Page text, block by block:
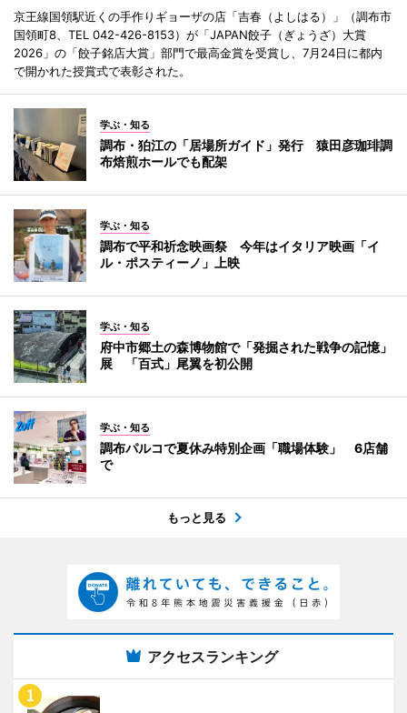
京王線国領駅近くの手作りギョーザの店「吉春（よしはる）」（調布市
国領町8、TEL 042-426-8153）が「JAPAN餃子（ぎょうざ）大賞
2026」の「餃子銘店大賞」部門で最高金賞を受賞し、7月24日に都内
で開かれた授賞式で表彰された。
学ぶ・知る
調布・狛江の「居場所ガイド」発行 猿田彦珈琲調
布焙煎ホールでも配架
学ぶ・知る
調布で平和祈念映画祭 今年はイタリア映画「イ
ル・ポスティーノ」上映
学ぶ・知る
府中市郷土の森博物館で「発掘された戦争の記憶」
展 「百式」尾翼を初公開
学ぶ・知る
調布パルコで夏休み特別企画「職場体験」 6店舗
で
もっと見る
アクセスランキング